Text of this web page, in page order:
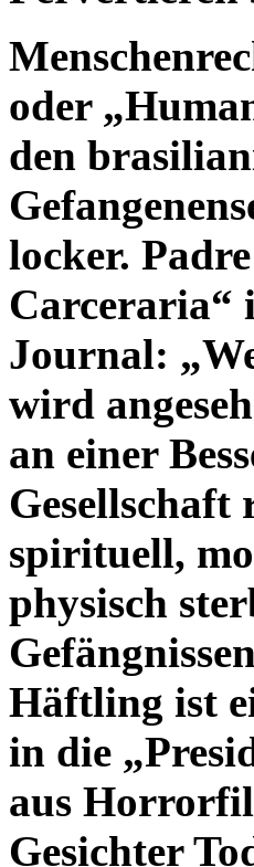
oder
den
locker.
Carceraria“
Journal:
wird
an einer
spirituell,
physisch
Häftling ist
in die
aus
Gesichter